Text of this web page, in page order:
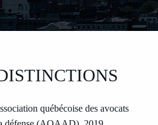
québécoise des avocats